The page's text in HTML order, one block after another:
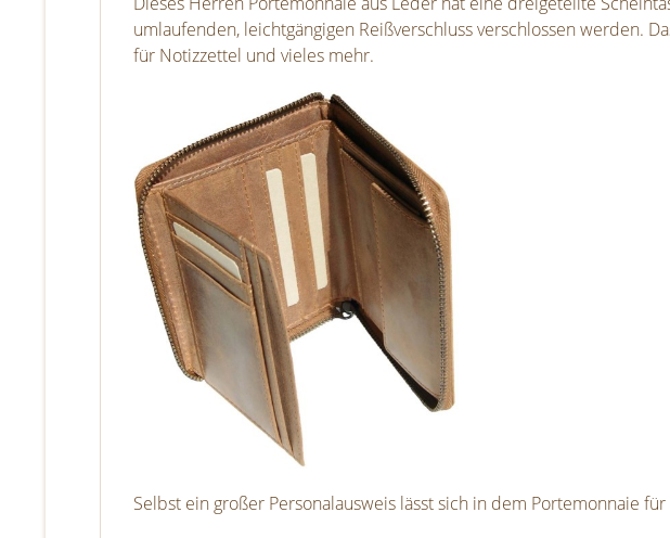
umlaufenden, leichtgängigen Reißverschluss verschlossen werden.
für Notizzettel und vieles mehr.
Selbst ein großer Personalausweis lässt sich in dem Portemonnaie